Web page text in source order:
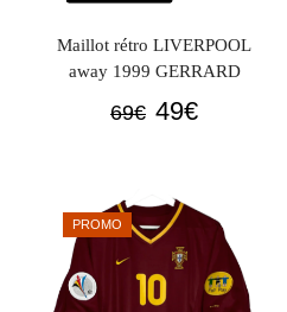
Maillot rétro LIVERPOOL
away 1999 GERRARD
69€ Le
était :
69€.
49€Le
49€.
PROMO